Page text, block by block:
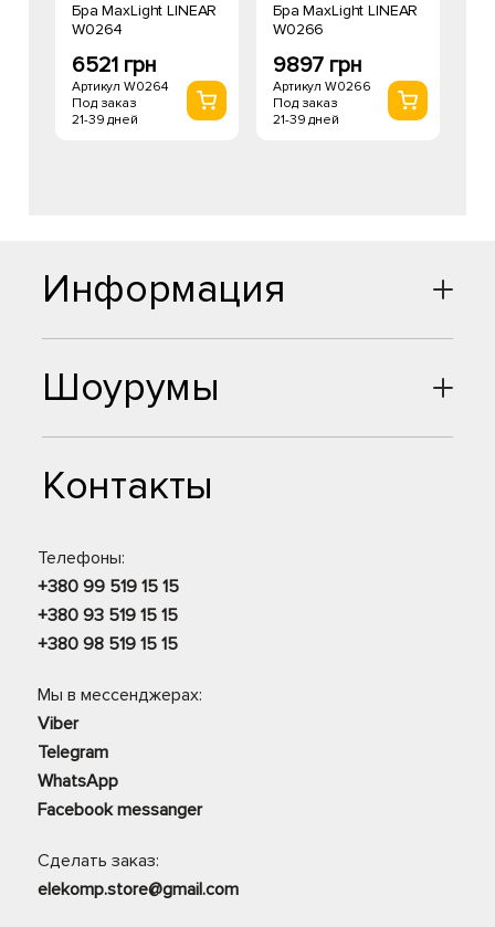
Бра MaxLight LINEAR
W0264
6521 грн
Артикул W0264
Под заказ
21-39 дней
Бра MaxLight LINEAR
W0266
9897 грн
Артикул W0266
Под заказ
21-39 дней
Шоурумы
Контакты
Телефоны:
+380 99 519 15 15
+380 93 519 15 15
+380 98 519 15 15
Мы в мессенджерах:
Viber
Telegram
WhatsApp
Facebook messanger
Сделать заказ:
elekomp.store@gmail.com
Информация